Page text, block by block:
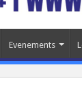
Evenements